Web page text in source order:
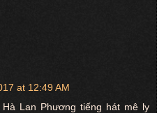
at 12:49 AM
Lan Phương tiếng hát mê ly